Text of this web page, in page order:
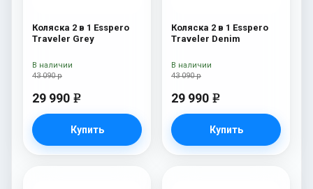
Коляска 2 в 1 Esspero
Traveler Grey
43 090 р
29 990 e
Купить
В наличии
Коляска 2 в 1 Esspero
Traveler Denim
43 090 р
29 990 e
Купить
В наличии